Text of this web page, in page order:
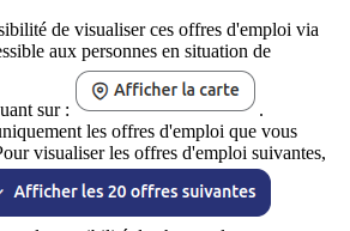
de visualiser ces offres d'emploi via
aux personnes en situation de
sur :
.
les offres d'emploi que vous
visualiser les offres d'emploi suivantes,